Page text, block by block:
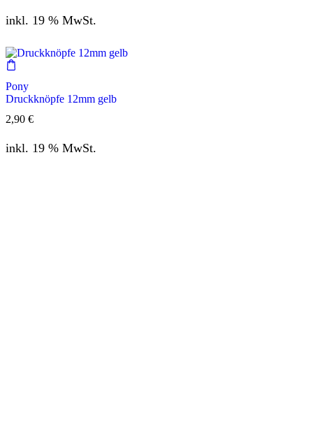
inkl. 19 % MwSt.
Pony
Druckknöpfe 12mm gelb
2,90 €
inkl. 19 % MwSt.